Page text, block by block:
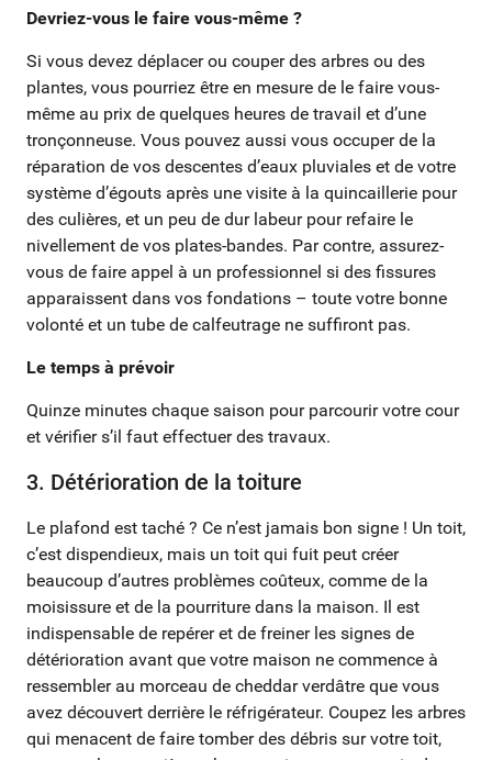
Devriez-vous le faire vous-même ?
Si vous devez déplacer ou couper des arbres ou des
plantes, vous pourriez être en mesure de le faire vous-
même au prix de quelques heures de travail et d’une
tronçonneuse. Vous pouvez aussi vous occuper de la
réparation de vos descentes d’eaux pluviales et de votre
système d’égouts après une visite à la quincaillerie pour
des culières, et un peu de dur labeur pour refaire le
nivellement de vos plates-bandes. Par contre, assurez-
vous de faire appel à un professionnel si des fissures
apparaissent dans vos fondations – toute votre bonne
volonté et un tube de calfeutrage ne suffiront pas.
Le temps à prévoir
Quinze minutes chaque saison pour parcourir votre cour
et vérifier s’il faut effectuer des travaux.
3. Détérioration de la toiture
Le plafond est taché ? Ce n’est jamais bon signe ! Un toit,
c’est dispendieux, mais un toit qui fuit peut créer
beaucoup d’autres problèmes coûteux, comme de la
moisissure et de la pourriture dans la maison. Il est
indispensable de repérer et de freiner les signes de
détérioration avant que votre maison ne commence à
ressembler au morceau de cheddar verdâtre que vous
avez découvert derrière le réfrigérateur. Coupez les arbres
qui menacent de faire tomber des débris sur votre toit,